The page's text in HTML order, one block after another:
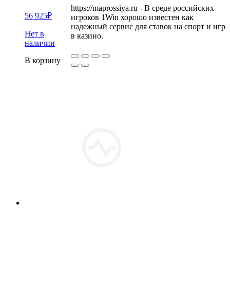
56 925₽
Нет в
наличии
В корзину
https://maprossiya.ru - В среде российских
игроков 1Win хорошо известен как
надежный сервис для ставок на спорт и игр
в казино.